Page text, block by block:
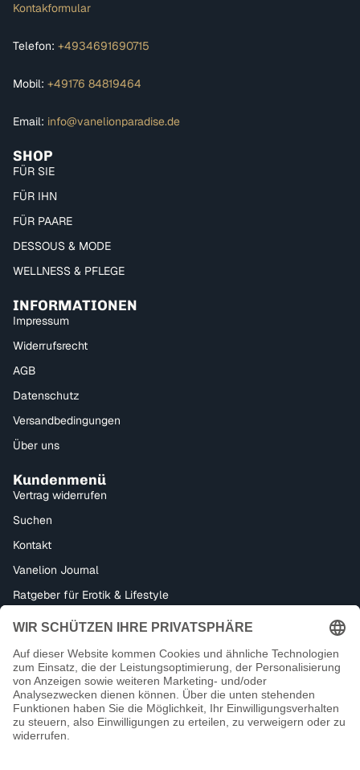
Kontakformular
Telefon: +4934691690715
Mobil: +49176 84819464
Email: info@vanelionparadise.de
SHOP
FÜR SIE
FÜR IHN
FÜR PAARE
DESSOUS & MODE
WELLNESS & PFLEGE
INFORMATIONEN
Impressum
Widerrufsrecht
AGB
Datenschutz
Versandbedingungen
Über uns
Kundenmenü
Vertrag widerrufen
Suchen
Kontakt
Vanelion Journal
Ratgeber für Erotik & Lifestyle
Bondage, Dominanz & Fetisch – Alles für dein BDSM-Erlebnis
FacebookInstagramTiktok
18+ Kein Verkauf an Minderjährige
Zahlungsmethoden
Datenschutzerklärung
Impressum
Kontaktinformationen
AGB
Widerrufsrecht
Versand